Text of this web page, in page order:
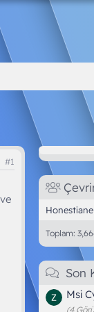
#1
Honestiane
Toplam:
Son
Msi
(4